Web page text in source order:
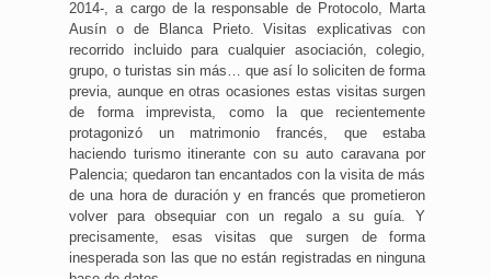
2014-, a cargo de la responsable de Protocolo, Marta
Ausín o de Blanca Prieto. Visitas explicativas con
recorrido incluido para cualquier asociación, colegio,
grupo, o turistas sin más… que así lo soliciten de forma
previa, aunque en otras ocasiones estas visitas surgen
de forma imprevista, como la que recientemente
protagonizó un matrimonio francés, que estaba
haciendo turismo itinerante con su auto caravana por
Palencia; quedaron tan encantados con la visita de más
de una hora de duración y en francés que prometieron
volver para obsequiar con un regalo a su guía. Y
precisamente, esas visitas que surgen de forma
inesperada son las que no están registradas en ninguna